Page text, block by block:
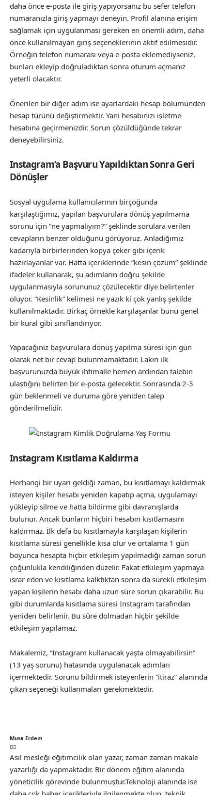
daha önce e-posta ile giriş yapıyorsanız bu sefer telefon
numaranızla giriş yapmayı deneyin. Profil alanına erişim
sağlamak için uygulanması gereken en önemli adım, daha
önce kullanılmayan giriş seçeneklerinin aktif edilmesidir.
Örneğin telefon numarası veya e-posta eklemediyseniz,
bunları ekleyip doğruladıktan sonra oturum açmanız
yeterli olacaktır.
Önerilen bir diğer adım ise ayarlardaki hesap bölümünden
hesap türünü değiştirmektir. Yani hesabınızı işletme
hesabına geçirmenizdir. Sorun çözüldüğünde tekrar
deneyebilirsiniz.
Instagram’a Başvuru Yapıldıktan Sonra Geri
Dönüşler
Sosyal uygulama kullanıcılarının birçoğunda
karşılaştığımız, yapılan başvurulara dönüş yapılmama
sorunu için “ne yapmalıyım?” şeklinde sorulara verilen
cevapların benzer olduğunu görüyoruz. Anladığımız
kadarıyla birbirlerinden kopya çeker gibi içerik
hazırlayanlar var. Hatta içeriklerinde “kesin çözüm” şeklinde
ifadeler kullanarak, şu adımların doğru şekilde
uygulanmasıyla sorununuz çözülecektir diye belirtenler
oluyor. “Kesinlik” kelimesi ne yazık ki çok yanlış şekilde
kullanılmaktadır. Birkaç örnekle karşılaşanlar bunu genel
bir kural gibi sınıflandırıyor.
Yapacağınız başvurulara dönüş yapılma süresi için gün
olarak net bir cevap bulunmamaktadır. Lakin ilk
başvurunuzda büyük ihtimalle hemen ardından talebin
ulaştığını belirten bir e-posta gelecektir. Sonrasında 2-3
gün beklenmeli ve duruma göre yeniden talep
gönderilmelidir.
Instagram Kısıtlama Kaldırma
Herhangi bir uyarı geldiği zaman, bu kısıtlamayı kaldırmak
isteyen kişiler hesabı yeniden kapatıp açma, uygulamayı
yükleyip silme ve hatta bildirme gibi davranışlarda
bulunur. Ancak bunların hiçbiri hesabın kısıtlamasını
kaldırmaz. İlk defa bu kısıtlamayla karşılaşan kişilerin
kısıtlama süresi genellikle kısa olur ve ortalama 1 gün
boyunca hesapta hiçbir etkileşim yapılmadığı zaman sorun
çoğunlukla kendiliğinden düzelir. Fakat etkileşim yapmaya
ısrar eden ve kısıtlama kalktıktan sonra da sürekli etkileşim
yapan kişilerin hesabı daha uzun süre sorun çıkarabilir. Bu
gibi durumlarda kısıtlama süresi Instagram tarafından
yeniden belirlenir. Bu süre dolmadan hiçbir şekilde
etkileşim yapılamaz.
Makalemiz, “Instagram kullanacak yaşta olmayabilirsin”
(13 yaş sorunu) hatasında uygulanacak adımları
içermektedir. Sorunu bildirmek isteyenlerin “itiraz” alanında
çıkan seçeneği kullanmaları gerekmektedir.
Musa Erdem
Asıl mesleği eğitimcilik olan yazar, zaman zaman makale
yazarlığı da yapmaktadır. Bir dönem eğitim alanında
yöneticilik görevinde bulunmuştur.Teknoloji alanında ise